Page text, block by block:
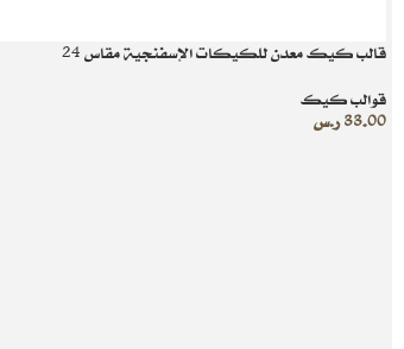
قالب كيك معدن للكيكات الإسفنجية مقاس 24
قوالب كيك
33.00ر.س